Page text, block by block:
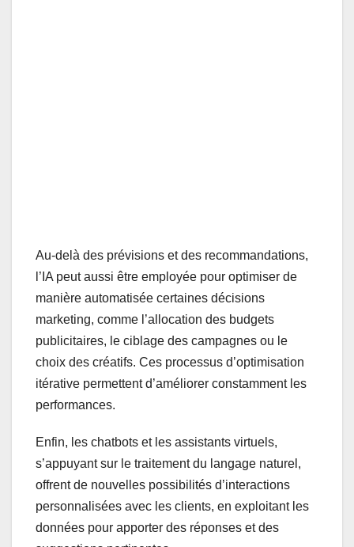
Au-delà des prévisions et des recommandations,
l’IA peut aussi être employée pour optimiser de
manière automatisée certaines décisions
marketing, comme l’allocation des budgets
publicitaires, le ciblage des campagnes ou le
choix des créatifs. Ces processus d’optimisation
itérative permettent d’améliorer constamment les
performances.
Enfin, les chatbots et les assistants virtuels,
s’appuyant sur le traitement du langage naturel,
offrent de nouvelles possibilités d’interactions
personnalisées avec les clients, en exploitant les
données pour apporter des réponses et des